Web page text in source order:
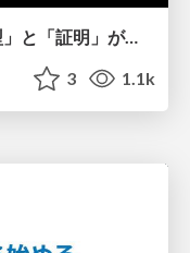
なぜ関数型プログラミングで「型」と「証明」が語られるのか #fp_matsuri
3 1.1k